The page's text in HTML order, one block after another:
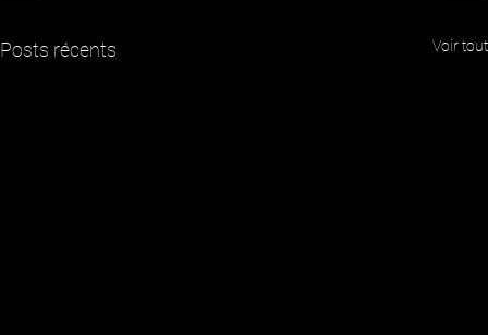
Posts récents Voir tout